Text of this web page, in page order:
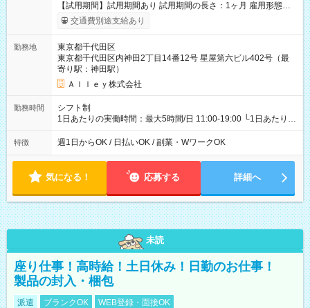
【試用期間】試用期間あり 試用期間の長さ：1ヶ月 雇用形態、
給与は本採用時と同じです。
交通費別途支給あり
勤務地
東京都千代田区
東京都千代田区内神田2丁目14番12号 星屋第六ビル402号（最
寄り駅：神田駅）
Ａｌｌｅｙ株式会社
勤務時間
シフト制
1日あたりの実働時間：最大5時間/日 11:00-19:00 └1日あたりの
実働時間：1-5時間 └上記の時間帯内であれば、いつでも勤務可
能！ └平日・土曜日の中で、お好きな曜日でご勤務いただけま
18:00 などのように、自由な働き方が可能なお仕事です！
特徴 週1日からOK / 日払いOK / 副業・WワークOK
気になる！ 応募する 詳細へ
未読
座り仕事！高時給！土日休み！日勤のお仕事！
製品の封入・梱包
派遣 ブランクOK WEB登録・面接OK